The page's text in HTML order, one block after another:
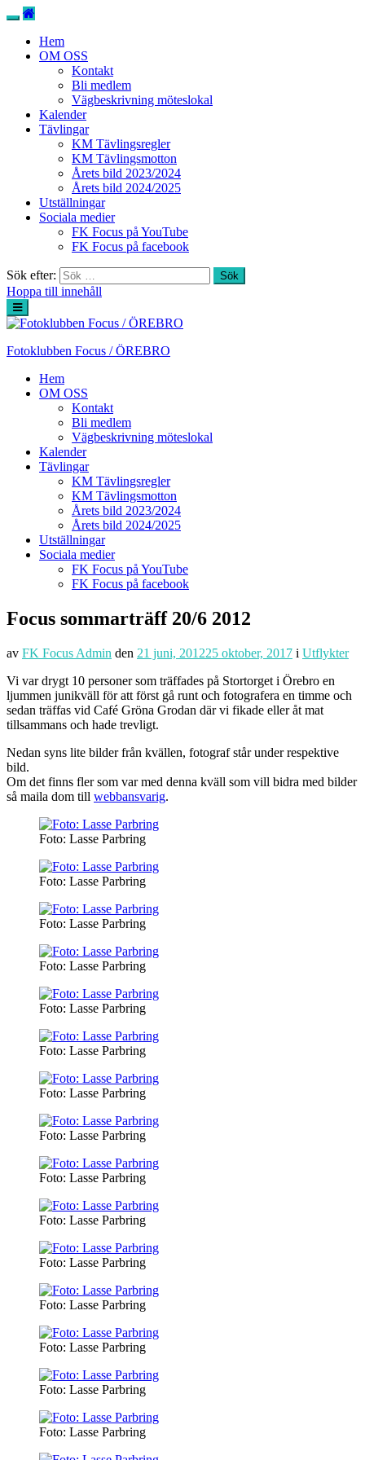
Hem
OM OSS
Kontakt
Bli medlem
Vägbeskrivning möteslokal
Kalender
Tävlingar
KM Tävlingsregler
KM Tävlingsmotton
Årets bild 2023/2024
Årets bild 2024/2025
Utställningar
Sociala medier
FK Focus på YouTube
FK Focus på facebook
Sök efter:
Hoppa till innehåll
Fotoklubben Focus / ÖREBRO
Hem
OM OSS
Kontakt
Bli medlem
Vägbeskrivning möteslokal
Kalender
Tävlingar
KM Tävlingsregler
KM Tävlingsmotton
Årets bild 2023/2024
Årets bild 2024/2025
Utställningar
Sociala medier
FK Focus på YouTube
FK Focus på facebook
Focus sommarträff 20/6 2012
av FK Focus Admin den 21 juni, 201225 oktober, 2017 i Utflykter
Vi var drygt 10 personer som träffades på Stortorget i Örebro en
ljummen junikväll för att först gå runt och fotografera en timme och
sedan träffas vid Café Gröna Grodan där vi fikade eller åt mat
tillsammans och hade trevligt.
Nedan syns lite bilder från kvällen, fotograf står under respektive
bild.
Om det finns fler som var med denna kväll som vill bidra med bilder
så maila dom till webbansvarig.
Foto: Lasse Parbring
Foto: Lasse Parbring
Foto: Lasse Parbring
Foto: Lasse Parbring
Foto: Lasse Parbring
Foto: Lasse Parbring
Foto: Lasse Parbring
Foto: Lasse Parbring
Foto: Lasse Parbring
Foto: Lasse Parbring
Foto: Lasse Parbring
Foto: Lasse Parbring
Foto: Lasse Parbring
Foto: Lasse Parbring
Foto: Lasse Parbring